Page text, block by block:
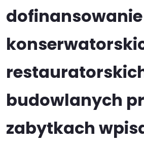
budowlanych
zabytkach